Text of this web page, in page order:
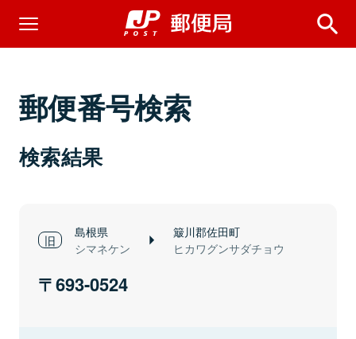
郵便番号検索
検索結果
島根県
シマネケン
簸川郡佐田町
ヒカワグンサダチョウ
693-0524